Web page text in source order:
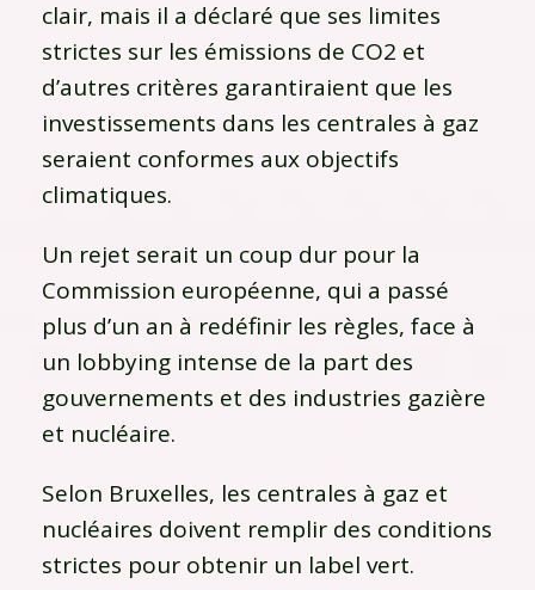
clair, mais il a déclaré que ses limites
strictes sur les émissions de CO2 et
d’autres critères garantiraient que les
investissements dans les centrales à gaz
seraient conformes aux objectifs
climatiques.
Un rejet serait un coup dur pour la
Commission européenne, qui a passé
plus d’un an à redéfinir les règles, face à
un lobbying intense de la part des
gouvernements et des industries gazière
et nucléaire.
Selon Bruxelles, les centrales à gaz et
nucléaires doivent remplir des conditions
strictes pour obtenir un label vert.